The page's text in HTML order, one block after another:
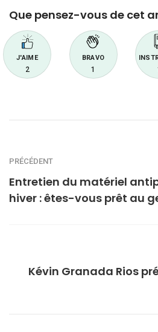
Que pensez-vous de cet
J'AIME
2
BRAVO
1
PRÉCÉDENT
Entretien du matériel
hiver : êtes-vous prêt au
Kévin Granada Rios